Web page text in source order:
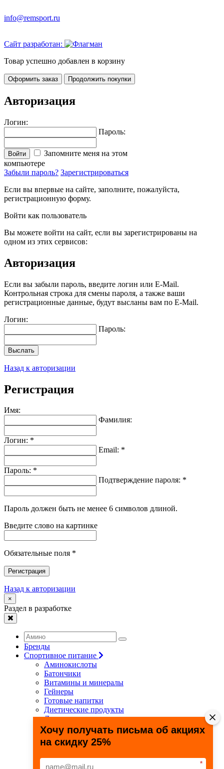
info@remsport.ru
Сайт разработан:
Товар успешно добавлен в корзину
Оформить заказ Продолжить покупки
Авторизация
Логин:
Пароль:
Войти
Запомните меня на этом
компьютере
Забыли пароль? Зарегистрироваться
Если вы впервые на сайте, заполните, пожалуйста,
регистрационную форму.
Войти как пользователь
Вы можете войти на сайт, если вы зарегистрированы на
одном из этих сервисов:
Авторизация
Если вы забыли пароль, введите логин или E-Mail.
Контрольная строка для смены пароля, а также ваши
регистрационные данные, будут высланы вам по E-Mail.
Логин:
Пароль:
Выслать
Назад к авторизации
Регистрация
Имя:
Фамилия:
Логин: *
Email: *
Пароль: *
Подтверждение пароля: *
Пароль должен быть не менее 6 символов длиной.
Введите слово на картинке
Обязательные поля *
Регистрация
Назад к авторизации
×
Раздел в разработке
Бренды
Спортивное питание
Аминокислоты
Батончики
Витамины и минералы
Гейнеры
Готовые напитки
Диетические продукты
Для связок и суставов
Жиросжигатели
Здоровье и долголетие
Креатин
Специальные препараты
Хочу получать письма об акциях
на скидку 25%
*